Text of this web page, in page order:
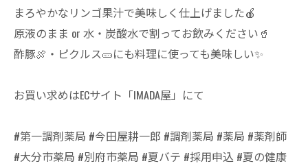
まろやかなリンゴ果汁で美味しく仕上げました🍎
原液のまま or 水・炭酸水で割ってお飲みください🥤
酢豚🍖・ピクルス🥒にも料理に使っても美味しい✨
お買い求めはECサイト「IMADA屋」にて
#第一調剤薬局 #今田屋耕一郎 #調剤薬局 #薬局 #薬剤師
#大分市薬局 #別府市薬局 #夏バテ #採用申込 #夏の健康